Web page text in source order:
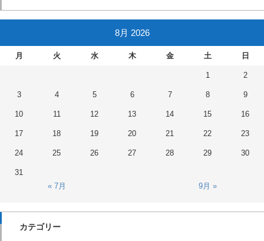
8月 2026
月 火 水 木 金 土 日
1 2
3 4 5 6 7 8 9
10 11 12 13 14 15 16
17 18 19 20 21 22 23
24 25 26 27 28 29 30
31
« 7月
9月 »
カテゴリー